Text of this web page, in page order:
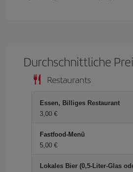
Durchschnittliche
Restaurants
Essen, Billiges Restaurant
3,00 €
Fastfood-Menü
5,00 €
Lokales Bier (0,5-Liter-Glas